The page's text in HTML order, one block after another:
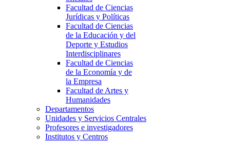
Facultad de Ciencias
Jurídicas y Políticas
Facultad de Ciencias
de la Educación y del
Deporte y Estudios
Interdisciplinares
Facultad de Ciencias
de la Economía y de
la Empresa
Facultad de Artes y
Humanidades
Departamentos
Unidades y Servicios Centrales
Profesores e investigadores
Institutos y Centros